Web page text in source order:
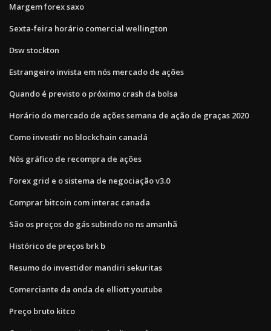
Margem forex saxo
Sexta-feira horário comercial wellington
Dsw stockton
Estrangeiro invista em nós mercado de ações
Quando é previsto o próximo crash da bolsa
Horário do mercado de ações semana de ação de graças 2020
Como investir no blockchain canadá
Nós gráfico de recompra de ações
Forex grid e o sistema de negociação v3.0
Comprar bitcoin com interac canada
São os preços do gás subindo no ns amanhã
Histórico de preços brk b
Resumo do investidor mandiri sekuritas
Comerciante da onda de elliott youtube
Preço bruto kitco